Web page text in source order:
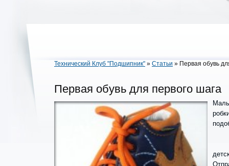
Технический Клуб "Подшипник" » Статьи » Первая обувь
Первая обувь для первого шага